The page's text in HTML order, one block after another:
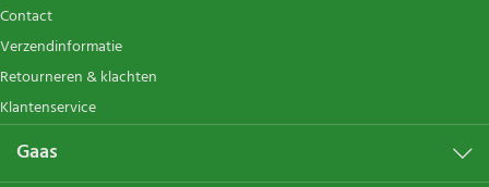
Contact
Verzendinformatie
Retourneren & klachten
Klantenservice
Gaas